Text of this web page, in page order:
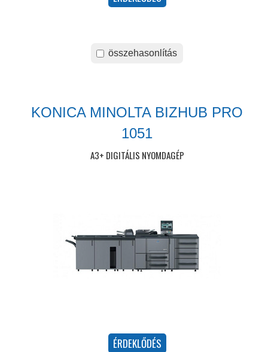
összehasonlítás
KONICA MINOLTA BIZHUB PRO
1051
A3+ DIGITÁLIS NYOMDAGÉP